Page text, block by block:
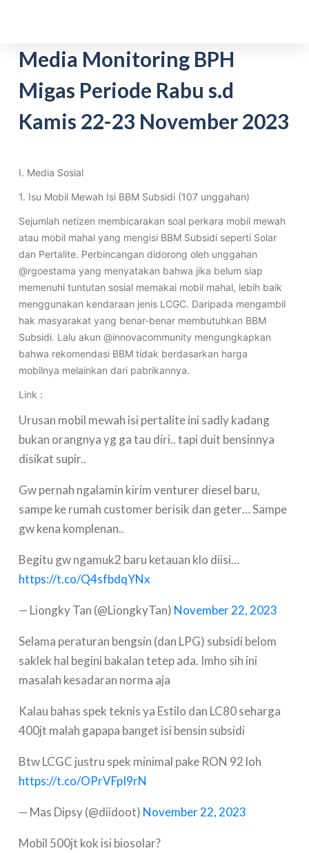
p
o
Media Monitoring BPH
Migas Periode Rabu s.d
Kamis 22-23 November 2023
I. Media Sosial
1. Isu Mobil Mewah Isi BBM Subsidi (107 unggahan)
Sejumlah netizen membicarakan soal perkara mobil mewah
atau mobil mahal yang mengisi BBM Subsidi seperti Solar
dan Pertalite. Perbincangan didorong oleh unggahan
@rgoestama yang menyatakan bahwa jika belum siap
memenuhi tuntutan sosial memakai mobil mahal, lebih baik
menggunakan kendaraan jenis LCGC. Daripada mengambil
hak masyarakat yang benar-benar membutuhkan BBM
Subsidi. Lalu akun @innovacommunity mengungkapkan
bahwa rekomendasi BBM tidak berdasarkan harga
mobilnya melainkan dari pabrikannya.
Link :
Urusan mobil mewah isi pertalite ini sadly kadang
bukan orangnya yg ga tau diri.. tapi duit bensinnya
disikat supir..
Gw pernah ngalamin kirim venturer diesel baru,
sampe ke rumah customer berisik dan geter… Sampe
gw kena komplenan..
Begitu gw ngamuk2 baru ketauan klo diisi…
https://t.co/Q4sfbdqYNx
— Liongky Tan (@LiongkyTan) November 22, 2023
Selama peraturan bengsin (dan LPG) subsidi belom
saklek hal begini bakalan tetep ada. Imho sih ini
masalah kesadaran norma aja
Kalau bahas spek teknis ya Estilo dan LC80 seharga
400jt malah gapapa banget isi bensin subsidi
Btw LCGC justru spek minimal pake RON 92 loh
https://t.co/OPrVFpI9rN
— Mas Dipsy (@diidoot) November 22, 2023
Mobil 500jt kok isi biosolar?